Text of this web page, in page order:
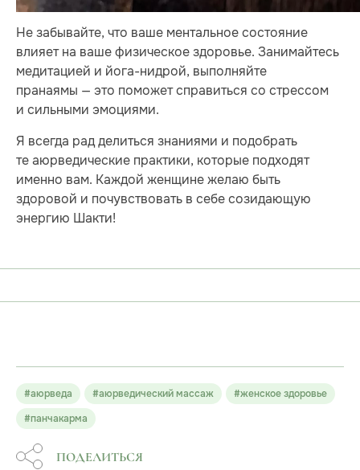
Не забывайте, что ваше ментальное состояние
влияет на ваше физическое здоровье. Занимайтесь
медитацией и йога-нидрой, выполняйте
пранаямы — это поможет справиться со стрессом
и сильными эмоциями.
Я всегда рад делиться знаниями и подобрать
те аюрведические практики, которые подходят
именно вам. Каждой женщине желаю быть
здоровой и почувствовать в себе созидающую
энергию Шакти!
#аюрведа #аюрведический массаж
#женское здоровье
#панчакарма
ПОДЕЛИТЬСЯ